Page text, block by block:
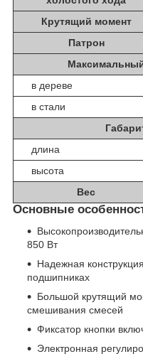
Крутящий момент
Патрон
в дереве
в стали
длина
высота
Вес
Основные
850 Вт
Надежная
подшипниках
Большой крутящий
смешивания смесей
Фиксатор кнопки
Электронная